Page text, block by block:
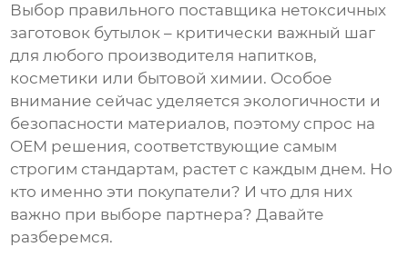
Выбор правильного поставщика нетоксичных
заготовок бутылок – критически важный шаг
для любого производителя напитков,
косметики или бытовой химии. Особое
внимание сейчас уделяется экологичности и
безопасности материалов, поэтому спрос на
OEM решения, соответствующие самым
строгим стандартам, растет с каждым днем. Но
кто именно эти покупатели? И что для них
важно при выборе партнера? Давайте
разберемся.